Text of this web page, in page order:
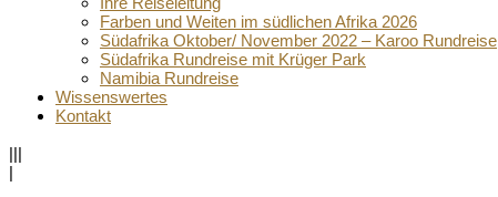
Farben und Weiten im südlichen Afrika 2026
Südafrika Oktober/ November 2022 – Karoo Rundreise
Südafrika Rundreise mit Krüger Park
Namibia Rundreise
Wissenswertes
Kontakt
|||
|